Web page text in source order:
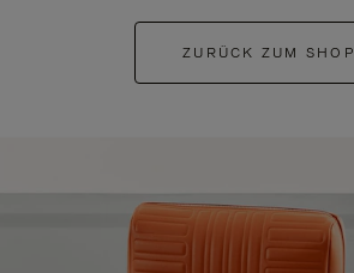
ZURÜCK ZUM SHOP